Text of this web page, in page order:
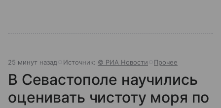
25 минут назад Источник: © РИА Новости Прочее
В Севастополе научились
оценивать чистоту моря по